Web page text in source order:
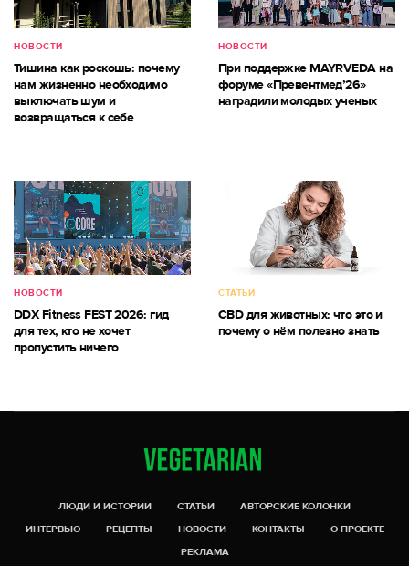
НОВОСТИ
Тишина как роскошь: почему
нам жизненно необходимо
выключать шум и
возвращаться к себе
НОВОСТИ
При поддержке MAYRVEDA на
форуме «Превентмед’26»
наградили молодых ученых
НОВОСТИ
DDX Fitness FEST 2026: гид
для тех, кто не хочет
пропустить ничего
СТАТЬИ
CBD для животных: что это и
почему о нём полезно знать
ЛЮДИ И ИСТОРИИ СТАТЬИ
АВТОРСКИЕ КОЛОНКИ
ИНТЕРВЬЮ
РЕЦЕПТЫ НОВОСТИ КОНТАКТЫ
О ПРОЕКТЕ
РЕКЛАМА